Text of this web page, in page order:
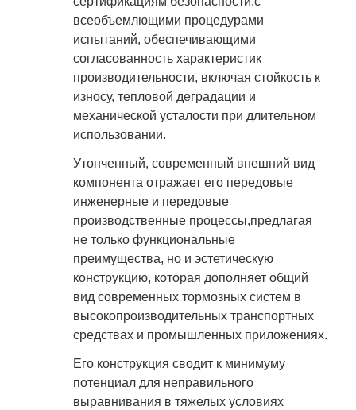
всеобъемлющими процедурами
испытаний, обеспечивающими
согласованность характеристик
производительности, включая стойкость к
износу, тепловой деградации и
механической усталости при длительном
использовании.
Утонченный, современный внешний вид
компонента отражает его передовые
инженерные и передовые
производственные процессы,предлагая
не только функциональные
преимущества, но и эстетическую
конструкцию, которая дополняет общий
вид современных тормозных систем в
высокопроизводительных транспортных
средствах и промышленных приложениях.
Его конструкция сводит к минимуму
потенциал для неправильного
выравнивания в тяжелых условиях